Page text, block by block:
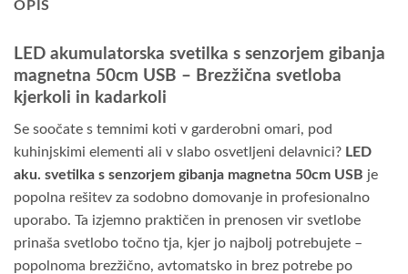
OPIS
LED akumulatorska svetilka s senzorjem gibanja
magnetna 50cm USB – Brezžična svetloba
kjerkoli in kadarkoli
Se soočate s temnimi koti v garderobni omari, pod
kuhinjskimi elementi ali v slabo osvetljeni delavnici? LED
aku. svetilka s senzorjem gibanja magnetna 50cm USB je
popolna rešitev za sodobno domovanje in profesionalno
uporabo. Ta izjemno praktičen in prenosen vir svetlobe
prinaša svetlobo točno tja, kjer jo najbolj potrebujete –
popolnoma brezžično, avtomatsko in brez potrebe po